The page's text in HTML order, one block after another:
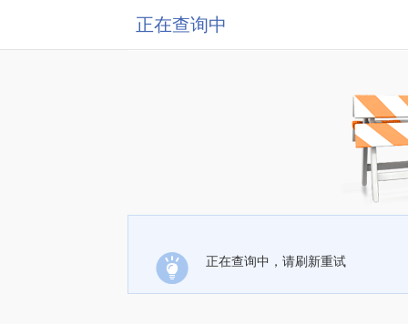
正在查询中
正在查询中，请刷新重试